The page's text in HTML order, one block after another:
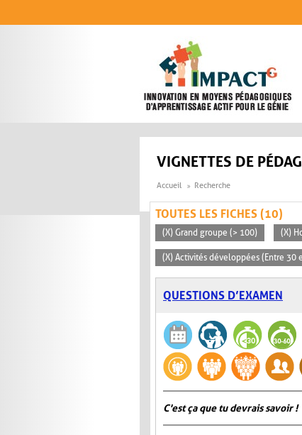
VIGNETTES DE
Accueil Recherche
TOUTES LES FICHES (10)
(X) Grand groupe (> 100) (X)
(X) Activités développées (Entre 30
QUESTIONS D’EXAMEN
C'est ça que tu devrais savoir !